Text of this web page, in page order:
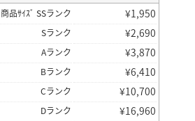
商品ｻｲｽﾞ SSランク ¥1,950
Sランク ¥2,690
Aランク ¥3,870
Bランク ¥6,410
Cランク ¥10,700
Dランク ¥16,960